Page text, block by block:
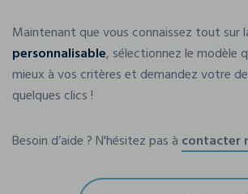
Maintenant que vous connaissez tout sur
personnalisable, sélectionnez le modèle
mieux à vos critères et demandez votre
quelques clics !
Besoin d’aide ? N'hésitez pas à contacter